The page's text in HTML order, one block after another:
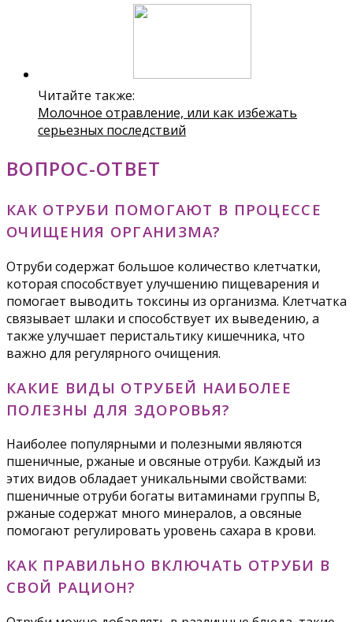
Читайте также:
Молочное отравление, или как избежать
серьезных последствий
ВОПРОС-ОТВЕТ
КАК ОТРУБИ ПОМОГАЮТ В ПРОЦЕССЕ
ОЧИЩЕНИЯ ОРГАНИЗМА?
Отруби содержат большое количество клетчатки,
которая способствует улучшению пищеварения и
помогает выводить токсины из организма. Клетчатка
связывает шлаки и способствует их выведению, а
также улучшает перистальтику кишечника, что
важно для регулярного очищения.
КАКИЕ ВИДЫ ОТРУБЕЙ НАИБОЛЕЕ
ПОЛЕЗНЫ ДЛЯ ЗДОРОВЬЯ?
Наиболее популярными и полезными являются
пшеничные, ржаные и овсяные отруби. Каждый из
этих видов обладает уникальными свойствами:
пшеничные отруби богаты витаминами группы B,
ржаные содержат много минералов, а овсяные
помогают регулировать уровень сахара в крови.
КАК ПРАВИЛЬНО ВКЛЮЧАТЬ ОТРУБИ В
СВОЙ РАЦИОН?